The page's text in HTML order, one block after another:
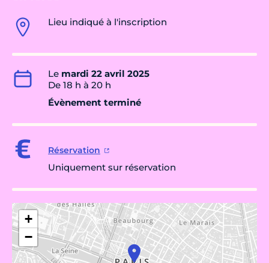
Lieu indiqué à l'inscription
Le mardi 22 avril 2025
De 18 h à 20 h
Évènement terminé
Réservation
Uniquement sur réservation
+
−